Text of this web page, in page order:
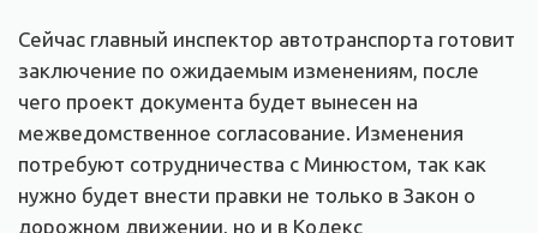
Сейчас главный инспектор автотранспорта готовит
заключение по ожидаемым изменениям, после
чего проект документа будет вынесен на
межведомственное согласование. Изменения
потребуют сотрудничества с Минюстом, так как
нужно будет внести правки не только в Закон о
дорожном движении, но и в Кодекс